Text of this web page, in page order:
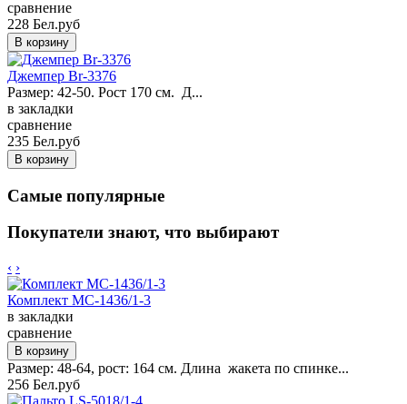
сравнение
228 Бел.руб
Джемпер Br-3376
Размер: 42-50. Рост 170 см. Д...
в закладки
сравнение
235 Бел.руб
Самые популярные
Покупатели знают, что выбирают
‹ ›
Комплект MC-1436/1-3
в закладки
сравнение
Размер: 48-64, рост: 164 см. Длина жакета по спинке...
256 Бел.руб